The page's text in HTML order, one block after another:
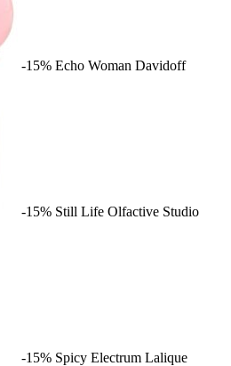
-15% Echo Woman Davidoff
-15% Still Life Olfactive Studio
-15% Spicy Electrum Lalique